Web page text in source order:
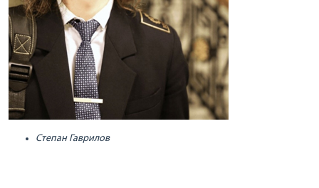
Степан Гаврилов